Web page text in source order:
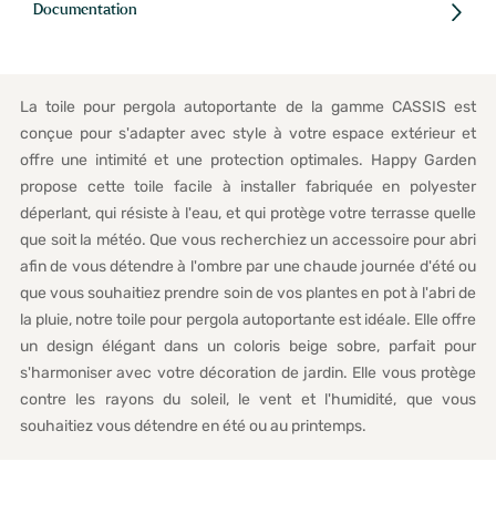
Documentation
La toile pour pergola autoportante de la gamme CASSIS est
conçue pour s'adapter avec style à votre espace extérieur et
offre une intimité et une protection optimales. Happy Garden
propose cette toile facile à installer fabriquée en polyester
déperlant, qui résiste à l'eau, et qui protège votre terrasse quelle
que soit la météo. Que vous recherchiez un accessoire pour abri
afin de vous détendre à l'ombre par une chaude journée d'été ou
que vous souhaitiez prendre soin de vos plantes en pot à l'abri de
la pluie, notre toile pour pergola autoportante est idéale. Elle offre
un design élégant dans un coloris beige sobre, parfait pour
s'harmoniser avec votre décoration de jardin. Elle vous protège
contre les rayons du soleil, le vent et l'humidité, que vous
souhaitiez vous détendre en été ou au printemps.